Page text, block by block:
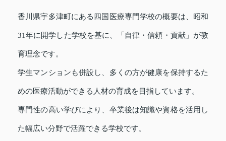
香川県宇多津町にある四国医療専門学校の概要は、昭和
31年に開学した学校を基に、「自律・信頼・貢献」が教
育理念です。
学生マンションも併設し、多くの方が健康を保持するた
めの医療活動ができる人材の育成を目指しています。
専門性の高い学びにより、卒業後は知識や資格を活用し
た幅広い分野で活躍できる学校です。